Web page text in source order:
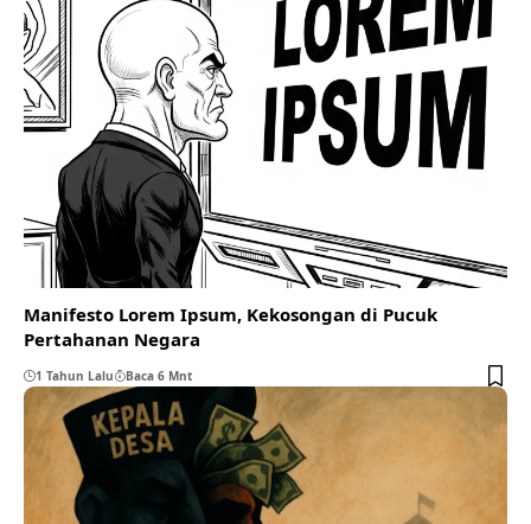
Manifesto Lorem Ipsum, Kekosongan di Pucuk
Pertahanan Negara
1 Tahun Lalu Baca 6 Mnt